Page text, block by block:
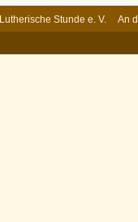
Lutherische Stunde e. V.